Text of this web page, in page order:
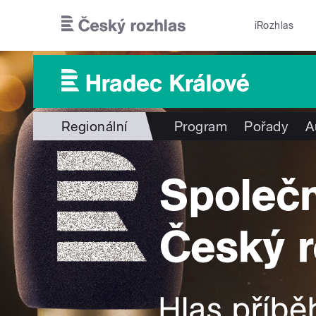
iRozhlas
Regionální Program Pořady